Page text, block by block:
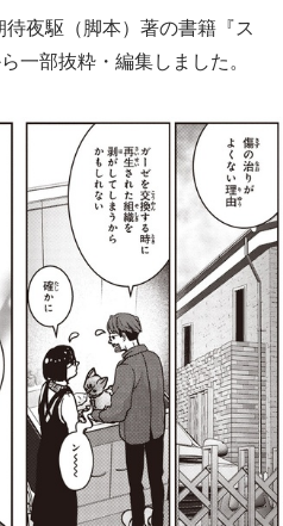
夜駆（脚本）著の書籍『ス
一部抜粋・編集しました。